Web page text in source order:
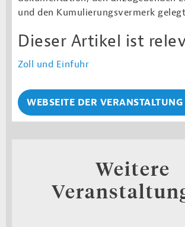
und den Kumulierungsvermerk
Dieser Artikel ist
Zoll und Einfuhr
WEBSEITE DER VERANSTALTUNG
Weitere